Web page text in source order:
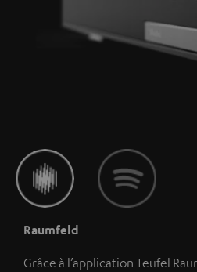
Raumfeld
Grâce à l’application Teufel